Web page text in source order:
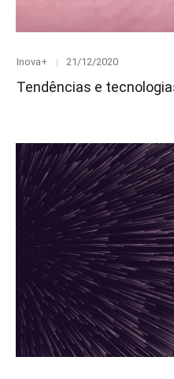
Category
Inova+
Posted
21/12/2020
Tendências e